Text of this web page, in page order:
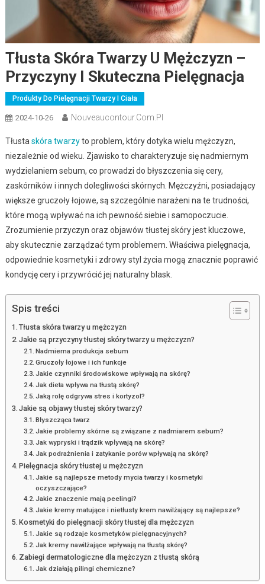
Tłusta Skóra Twarzy U Mężczyzn –
Przyczyny I Skuteczna Pielęgnacja
Produkty Do Pielęgnacji Twarzy I Ciała
2024-10-26 Nouveaucontour.com.pl
Tłusta skóra twarzyto problem, który dotyka wielu mężczyzn,
niezależnie od wieku. Zjawisko to charakteryzuje się nadmiernym
wydzielaniem sebum, co prowadzi do błyszczenia się cery,
zaskórników i innych dolegliwości skórnych. Mężczyźni, posiadający
większe gruczoły łojowe, są szczególnie narażeni na te trudności,
które mogą wpływać na ich pewność siebie i samopoczucie.
Zrozumienie przyczyn oraz objawów tłustej skóry jest kluczowe,
aby skutecznie zarządzać tym problemem. Właściwa pielęgnacja,
odpowiednie kosmetyki i zdrowy styl życia mogą znacznie poprawić
kondycję cery i przywrócić jej naturalny blask.
Spis treści
Tłusta skóra twarzy u mężczyzn
Jakie są przyczyny tłustej skóry twarzy u mężczyzn?
Nadmierna produkcja sebum
Gruczoły łojowe i ich funkcje
Jakie czynniki środowiskowe wpływają na skórę?
Jak dieta wpływa na tłustą skórę?
Jaką rolę odgrywa stres i kortyzol?
Jakie są objawy tłustej skóry twarzy?
Błyszcząca twarz
Jakie problemy skórne są związane z nadmiarem sebum?
Jak wypryski i trądzik wpływają na skórę?
Jak podrażnienia i zatykanie porów wpływają na skórę?
Pielęgnacja skóry tłustej u mężczyzn
Jakie są najlepsze metody mycia twarzy i kosmetyki
oczyszczające?
Jakie znaczenie mają peelingi?
Jakie kremy matujące i nietłusty krem nawilżający są najlepsze?
Kosmetyki do pielęgnacji skóry tłustej dla mężczyzn
Jakie są rodzaje kosmetyków pielęgnacyjnych?
Jak kremy nawilżające wpływają na tłustą skórę?
Zabiegi dermatologiczne dla mężczyzn z tłustą skórą
Jak działają pilingi chemiczne?